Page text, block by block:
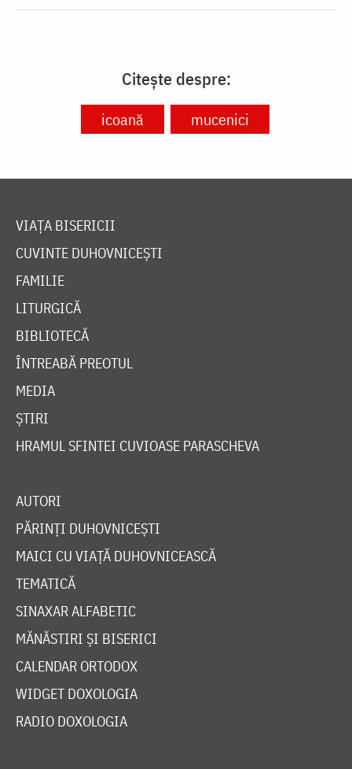
Citește despre:
icoană mucenici
VIAȚA BISERICII
CUVINTE DUHOVNICEȘTI
FAMILIE
LITURGICĂ
BIBLIOTECĂ
ÎNTREABĂ PREOTUL
MEDIA
ȘTIRI
HRAMUL SFINTEI CUVIOASE PARASCHEVA
AUTORI
PĂRINȚI DUHOVNICEȘTI
MAICI CU VIAȚĂ DUHOVNICEASCĂ
TEMATICĂ
SINAXAR ALFABETIC
MĂNĂSTIRI ȘI BISERICI
CALENDAR ORTODOX
WIDGET DOXOLOGIA
RADIO DOXOLOGIA